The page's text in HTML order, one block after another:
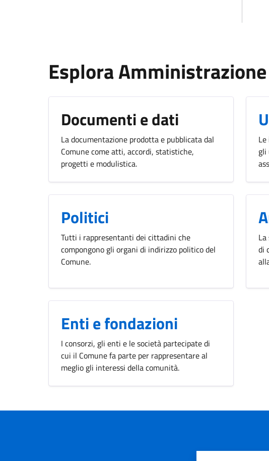
Esplora Amministrazione
Documenti e dati
La documentazione prodotta e pubblicata dal
Comune come atti, accordi, statistiche,
progetti e modulistica.
gli
Politici
Tutti i rappresentanti dei cittadini che
compongono gli organi di indirizzo politico del
Comune.
di
Enti e fondazioni
I consorzi, gli enti e le società partecipate di
cui il Comune fa parte per rappresentare al
meglio gli interessi della comunità.